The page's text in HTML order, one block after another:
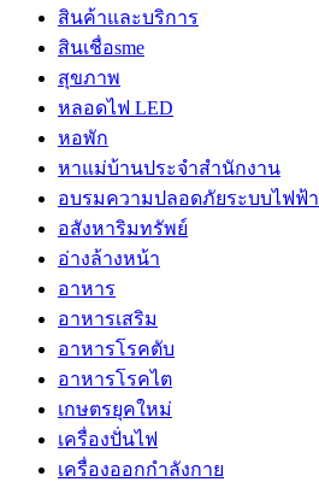
สินค้าและบริการ
สินเชื่อsme
สุขภาพ
หลอดไฟ LED
หอพัก
หาแม่บ้านประจำสำนักงาน
อบรมความปลอดภัยระบบไฟฟ้า
อสังหาริมทรัพย์
อ่างล้างหน้า
อาหาร
อาหารเสริม
อาหารโรคตับ
อาหารโรคไต
เกษตรยุคใหม่
เครื่องปั่นไฟ
เครื่องออกกำลังกาย